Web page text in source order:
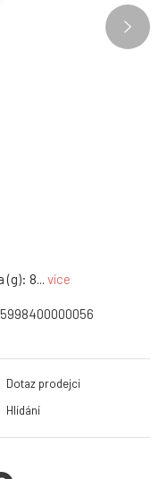
(g): 8... více
5998400000056
Dotaz prodejci
Hlídání